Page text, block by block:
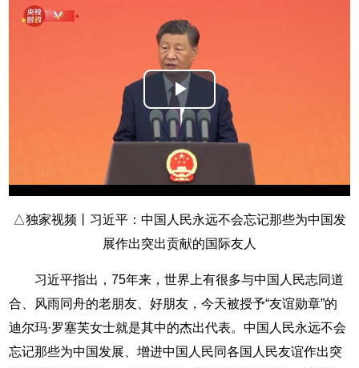
Play
Video
△独家视频丨习近平：中国人民永远不会忘记那些为中国发
展作出突出贡献的国际友人
习近平指出，75年来，世界上有很多与中国人民志同道
合、风雨同舟的老朋友、好朋友，今天被授予“友谊勋章”的
迪尔玛·罗塞芙女士就是其中的杰出代表。中国人民永远不会
忘记那些为中国发展、增进中国人民同各国人民友谊作出突